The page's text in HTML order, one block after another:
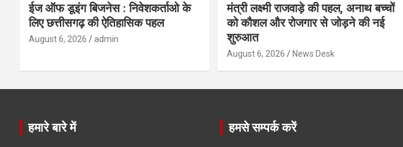
ईज ऑफ डूइंग बिजनेस : निवेशकर्ताओ के
लिए छत्तीसगढ़ की ऐतिहासिक पहल
August 6, 2026 admin
मंत्री लक्ष्मी राजवाड़े की पहल, अनाथ बच्चों
को कौशल और रोजगार से जोड़ने की नई
शुरुआत
August 6, 2026 News Desk
हमारे बारे में हमसे सम्पर्क करें